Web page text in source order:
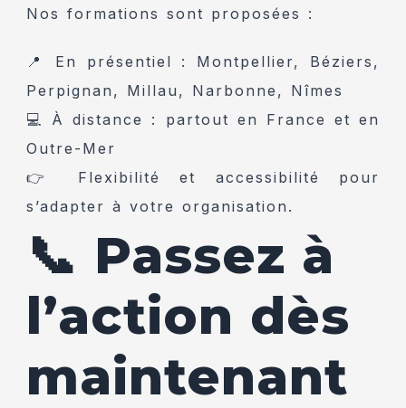
Nos formations sont proposées :
📍 En présentiel : Montpellier, Béziers,
Perpignan, Millau, Narbonne, Nîmes
💻 À distance : partout en France et en
Outre-Mer
👉 Flexibilité et accessibilité pour
s’adapter à votre organisation.
📞 Passez à
l’action dès
maintenant